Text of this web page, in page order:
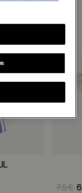
7.5 €